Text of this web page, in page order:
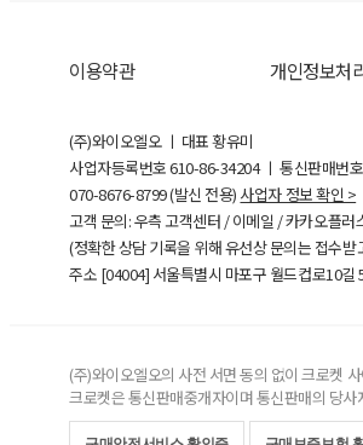
이용약관 개인정보처
(주)와이오엘오 ㅣ 대표 황유미
사업자등록번호610-86-34204ㅣ 통신판매번
070-8676-8799 (발신 전용) 사업자 정보 확인 >
고객 문의: 우측 고객센터 / 이메일 / 카카오플러
(정확한 상담 기록을 위해 유선상 문의는 접수받
주소 [04004] 서울특별시 마포구 월드컵로10길
(주)와이오엘오의 사전 서면 동의 없이 크로켓
크로켓은 통신판매중개자이며 통신판매의 당